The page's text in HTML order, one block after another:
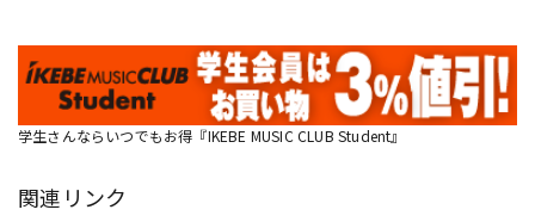
学生さんならいつでもお得『IKEBE MUSIC CLUB Student』
関連リンク